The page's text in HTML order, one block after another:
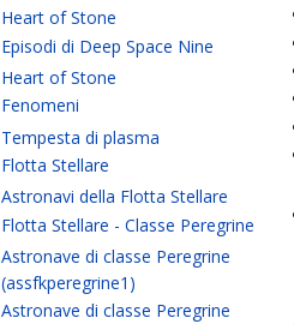
Heart of Stone
Episodi di Deep Space Nine
Heart of Stone
Fenomeni
Tempesta di plasma
Flotta Stellare
Astronavi della Flotta Stellare
Flotta Stellare - Classe Peregrine
Astronave di classe Peregrine
(assfkperegrine1)
Astronave di classe Peregrine